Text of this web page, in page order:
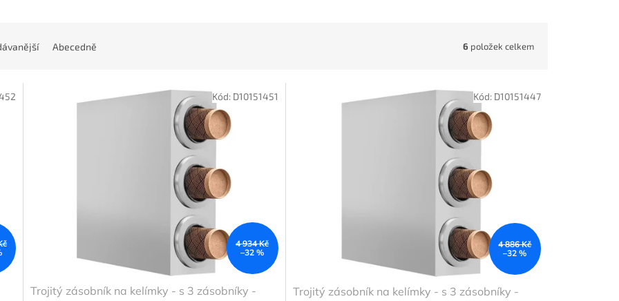
Abecedně 6 položek celkem
4 934 Kč
–32 %
Trojitý zásobník na kelímky - s 3 zásobníky -
Kód: D10151451
4 886 Kč
–32 %
Trojitý zásobník na kelímky - s 3 zásobníky -
Kód: D10151447